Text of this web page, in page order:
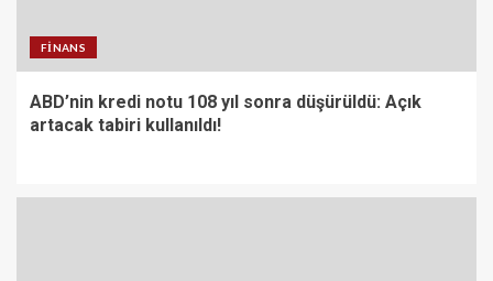
FINANS
ABD’nin kredi notu 108 yıl sonra düşürüldü: Açık
artacak tabiri kullanıldı!